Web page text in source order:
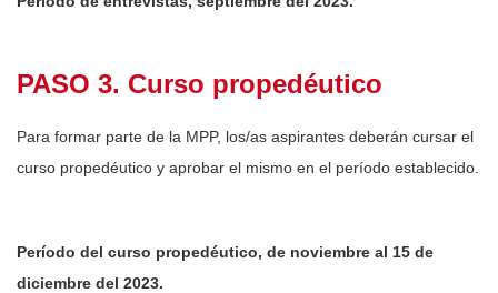
PASO 3. Curso propedéutico
Para formar parte de la MPP, los/as aspirantes deberán cursar el
curso propedéutico y aprobar el mismo en el período establecido.
Período del curso propedéutico, de noviembre al 15 de
diciembre del 2023.